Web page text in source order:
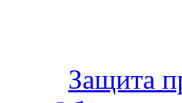
Защита